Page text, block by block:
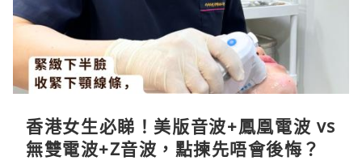
香港女生必睇！美版音波+鳳凰電波 vs
無雙電波+Z音波，點揀先唔會後悔？